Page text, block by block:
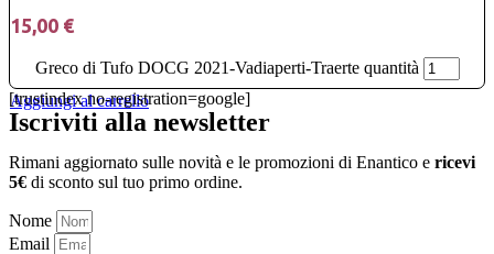
15,00 €
Greco di Tufo DOCG 2021-Vadiaperti-Traerte quantità
Aggiungi al carrello
[trustindex no-registration=google]
Iscriviti alla newsletter
Rimani aggiornato sulle novità e le promozioni di Enantico e ricevi
5€ di sconto sul tuo primo ordine.
Nome
Email